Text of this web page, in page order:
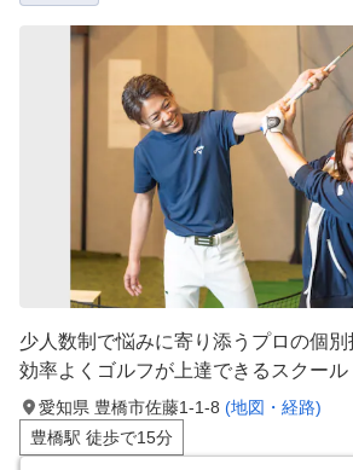
少人数制で悩みに寄り添うプロの個
効率よくゴルフが上達できるスクール
愛知県 豊橋市佐藤1-1-8 (地図・経路)
豊橋駅 徒歩で15分